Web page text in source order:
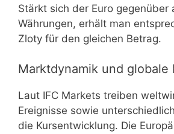
Stärkt sich der Euro gegenüber
Währungen, erhält man
Zloty für den gleichen Betrag.
Marktdynamik und globale
Laut IFC Markets treiben
Ereignisse sowie
die Kursentwicklung. Die